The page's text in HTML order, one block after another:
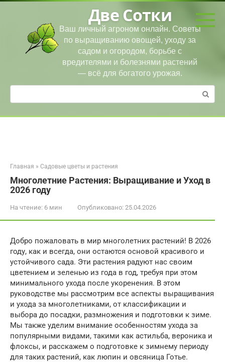
Перейти
Две Сотки
Ваш личный агроном онлайн. Советы
по выращиванию овощей, уходу за
садом и огородом, борьбе с
вредителями и болезнями растений
— всё для богатого урожая.
Поиск:
Главная » Садовые цветы и растения
Многолетние Растения: Выращивание и Уход в
2026 году
На чтение: 6 мин Опубликовано: 25.04.2026
Добро пожаловать в мир многолетних растений! В 2026
году, как и всегда, они остаются основой красивого и
устойчивого сада. Эти растения радуют нас своим
цветением и зеленью из года в год, требуя при этом
минимального ухода после укоренения. В этом
руководстве мы рассмотрим все аспекты выращивания
и ухода за многолетниками, от классификации и
выбора до посадки, размножения и подготовки к зиме.
Мы также уделим внимание особенностям ухода за
популярными видами, такими как астильба, вероника и
флоксы, и расскажем о подготовке к зимнему периоду
для таких растений, как люпин и овсяница Готье.